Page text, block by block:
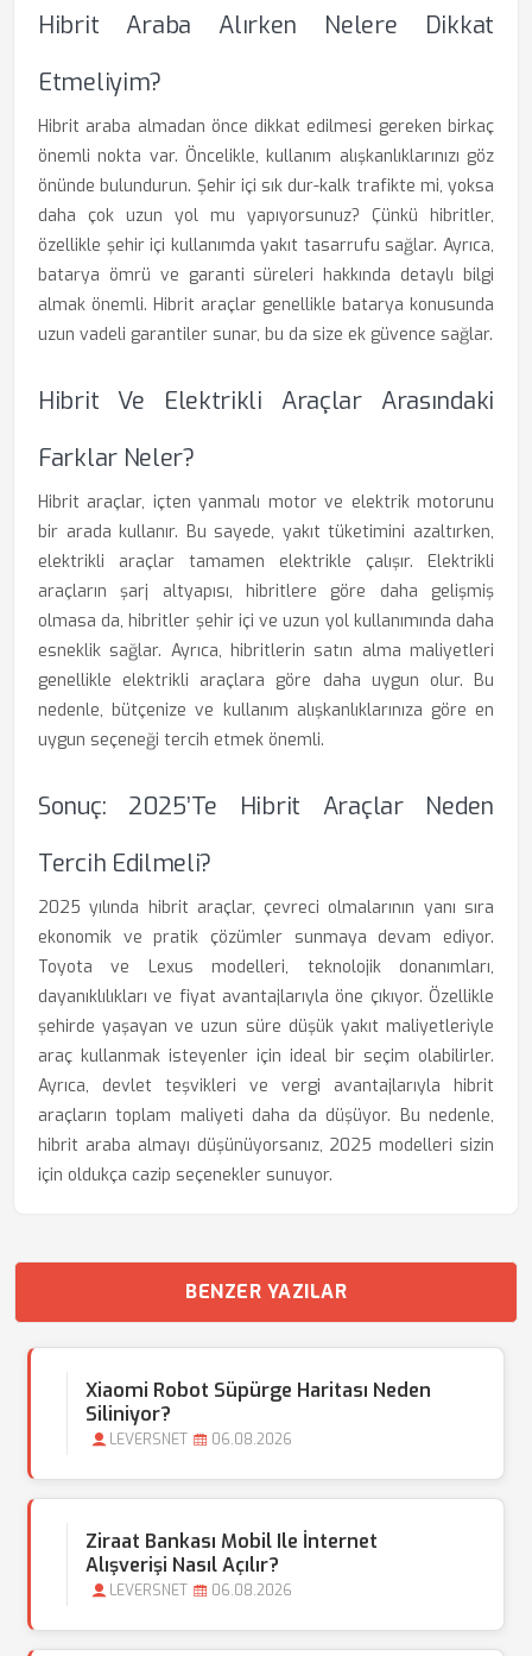
Hibrit Araba Alırken Nelere Dikkat
Etmeliyim?
Hibrit araba almadan önce dikkat edilmesi gereken birkaç
önemli nokta var. Öncelikle, kullanım alışkanlıklarınızı göz
önünde bulundurun. Şehir içi sık dur-kalk trafikte mi, yoksa
daha çok uzun yol mu yapıyorsunuz? Çünkü hibritler,
özellikle şehir içi kullanımda yakıt tasarrufu sağlar. Ayrıca,
batarya ömrü ve garanti süreleri hakkında detaylı bilgi
almak önemli. Hibrit araçlar genellikle batarya konusunda
uzun vadeli garantiler sunar, bu da size ek güvence sağlar.
Hibrit Ve Elektrikli Araçlar Arasındaki
Farklar Neler?
Hibrit araçlar, içten yanmalı motor ve elektrik motorunu
bir arada kullanır. Bu sayede, yakıt tüketimini azaltırken,
elektrikli araçlar tamamen elektrikle çalışır. Elektrikli
araçların şarj altyapısı, hibritlere göre daha gelişmiş
olmasa da, hibritler şehir içi ve uzun yol kullanımında daha
esneklik sağlar. Ayrıca, hibritlerin satın alma maliyetleri
genellikle elektrikli araçlara göre daha uygun olur. Bu
nedenle, bütçenize ve kullanım alışkanlıklarınıza göre en
uygun seçeneği tercih etmek önemli.
Sonuç: 2025’te Hibrit Araçlar Neden
Tercih Edilmeli?
2025 yılında hibrit araçlar, çevreci olmalarının yanı sıra
ekonomik ve pratik çözümler sunmaya devam ediyor.
Toyota ve Lexus modelleri, teknolojik donanımları,
dayanıklılıkları ve fiyat avantajlarıyla öne çıkıyor. Özellikle
şehirde yaşayan ve uzun süre düşük yakıt maliyetleriyle
araç kullanmak isteyenler için ideal bir seçim olabilirler.
Ayrıca, devlet teşvikleri ve vergi avantajlarıyla hibrit
araçların toplam maliyeti daha da düşüyor. Bu nedenle,
hibrit araba almayı düşünüyorsanız, 2025 modelleri sizin
için oldukça cazip seçenekler sunuyor.
BENZER YAZILAR
Xiaomi Robot Süpürge Haritası Neden
Siliniyor?
LEVERSNET 06.08.2026
Ziraat Bankası Mobil Ile İnternet
Alışverişi Nasıl Açılır?
LEVERSNET 06.08.2026